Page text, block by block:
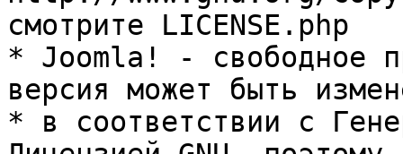
смотрите LICENSE.php
* Joomla! - свободное
версия может быть
* в соответствии с